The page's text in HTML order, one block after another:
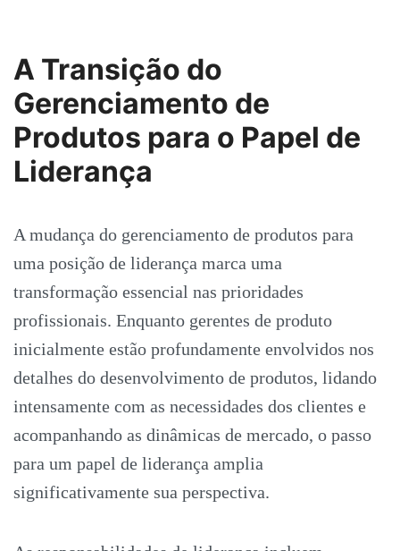
A Transição do
Gerenciamento de
Produtos para o Papel de
Liderança
A mudança do gerenciamento de produtos para
uma posição de liderança marca uma
transformação essencial nas prioridades
profissionais. Enquanto gerentes de produto
inicialmente estão profundamente envolvidos nos
detalhes do desenvolvimento de produtos, lidando
intensamente com as necessidades dos clientes e
acompanhando as dinâmicas de mercado, o passo
para um papel de liderança amplia
significativamente sua perspectiva.